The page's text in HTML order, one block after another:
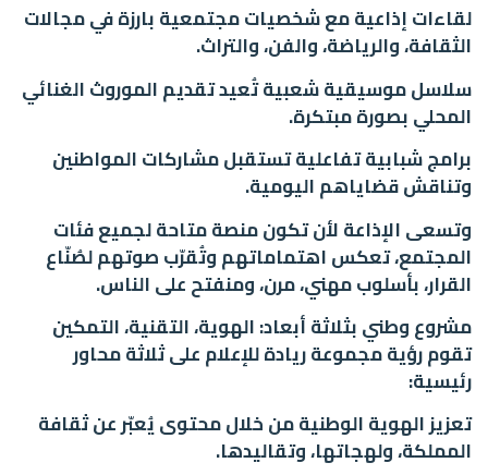
لقاءات إذاعية مع شخصيات مجتمعية بارزة في مجالات
الثقافة، والرياضة، والفن، والتراث.
سلاسل موسيقية شعبية تُعيد تقديم الموروث الغنائي
المحلي بصورة مبتكرة.
برامج شبابية تفاعلية تستقبل مشاركات المواطنين
وتناقش قضاياهم اليومية.
وتسعى الإذاعة لأن تكون منصة متاحة لجميع فئات
المجتمع، تعكس اهتماماتهم وتُقرّب صوتهم لصُنّاع
القرار، بأسلوب مهني، مرن، ومنفتح على الناس.
مشروع وطني بثلاثة أبعاد: الهوية، التقنية، التمكين
تقوم رؤية مجموعة ريادة للإعلام على ثلاثة محاور
رئيسية:
تعزيز الهوية الوطنية من خلال محتوى يُعبّر عن ثقافة
المملكة، ولهجاتها، وتقاليدها.